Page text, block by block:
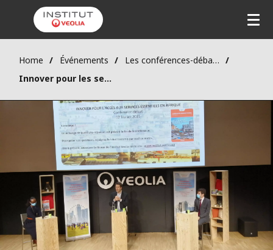
Home Événements
Les conférences-débats
Innover pour les services essentiels en Afrique